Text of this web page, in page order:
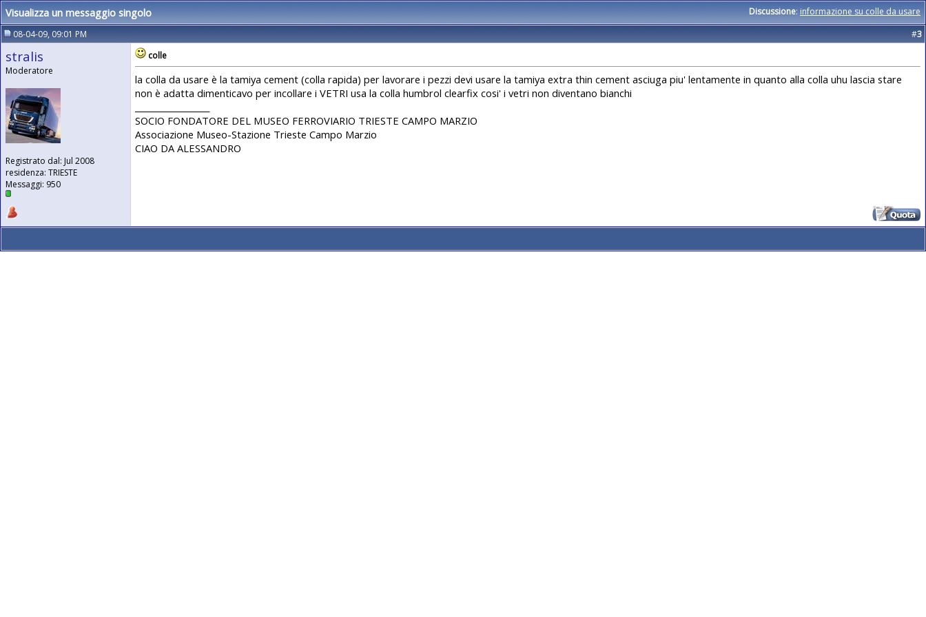
Discussione: informazione su colle da usare
Visualizza un messaggio singolo
08-04-09, 09:01 PM #3
stralis
Moderatore
Registrato dal: Jul 2008
residenza: TRIESTE
Messaggi: 950
colle
la colla da usare è la tamiya cement (colla rapida) per lavorare i pezzi devi usare la tamiya extra thin cement asciuga piu' lentamente in quanto alla colla uhu lascia stare
non è adatta dimenticavo per incollare i VETRI usa la colla humbrol clearfix cosi' i vetri non diventano bianchi
SOCIO FONDATORE DEL MUSEO FERROVIARIO TRIESTE CAMPO MARZIO
Associazione Museo-Stazione Trieste Campo Marzio
CIAO DA ALESSANDRO